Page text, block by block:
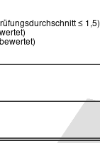
≤ 1,5)